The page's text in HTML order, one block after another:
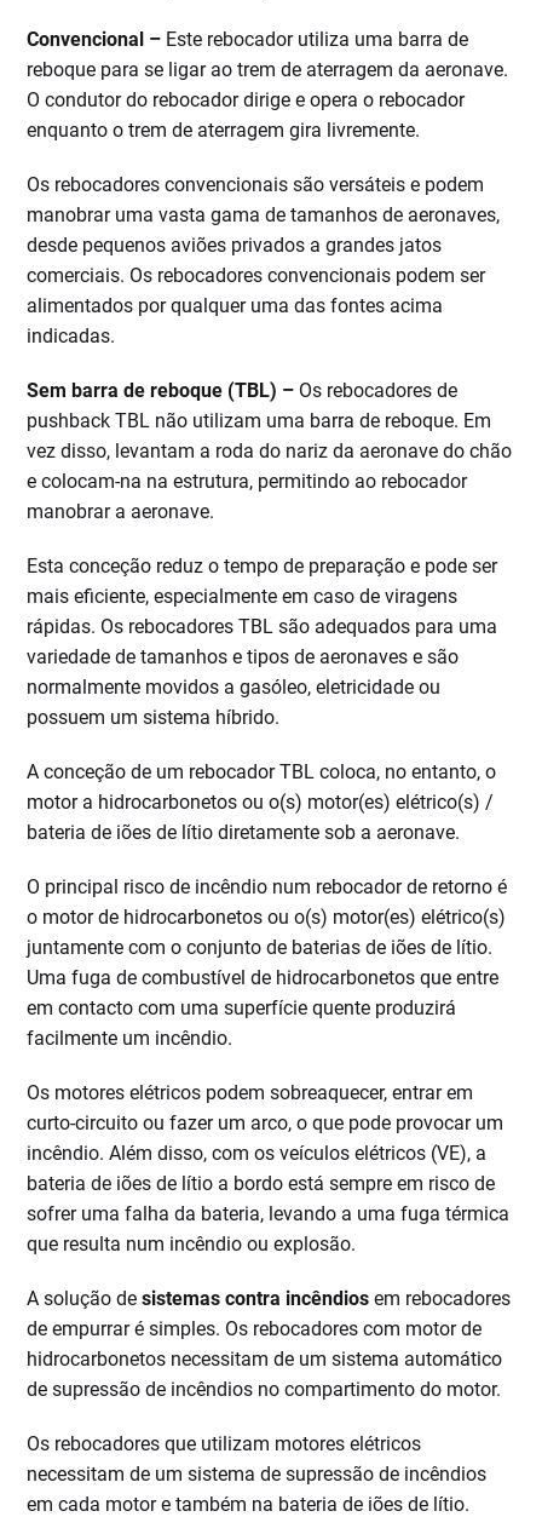
Convencional – Este rebocador utiliza uma barra de
reboque para se ligar ao trem de aterragem da aeronave.
O condutor do rebocador dirige e opera o rebocador
enquanto o trem de aterragem gira livremente.
Os rebocadores convencionais são versáteis e podem
manobrar uma vasta gama de tamanhos de aeronaves,
desde pequenos aviões privados a grandes jatos
comerciais. Os rebocadores convencionais podem ser
alimentados por qualquer uma das fontes acima
indicadas.
Sem barra de reboque (TBL) – Os rebocadores de
pushback TBL não utilizam uma barra de reboque. Em
vez disso, levantam a roda do nariz da aeronave do chão
e colocam-na na estrutura, permitindo ao rebocador
manobrar a aeronave.
Esta conceção reduz o tempo de preparação e pode ser
mais eficiente, especialmente em caso de viragens
rápidas. Os rebocadores TBL são adequados para uma
variedade de tamanhos e tipos de aeronaves e são
normalmente movidos a gasóleo, eletricidade ou
possuem um sistema híbrido.
A conceção de um rebocador TBL coloca, no entanto, o
motor a hidrocarbonetos ou o(s) motor(es) elétrico(s) /
bateria de iões de lítio diretamente sob a aeronave.
O principal risco de incêndio num rebocador de retorno é
o motor de hidrocarbonetos ou o(s) motor(es) elétrico(s)
juntamente com o conjunto de baterias de iões de lítio.
Uma fuga de combustível de hidrocarbonetos que entre
em contacto com uma superfície quente produzirá
facilmente um incêndio.
Os motores elétricos podem sobreaquecer, entrar em
curto-circuito ou fazer um arco, o que pode provocar um
incêndio. Além disso, com os veículos elétricos (VE), a
bateria de iões de lítio a bordo está sempre em risco de
sofrer uma falha da bateria, levando a uma fuga térmica
que resulta num incêndio ou explosão.
A solução desistemas contra incêndiosem rebocadores
de empurrar é simples. Os rebocadores com motor de
hidrocarbonetos necessitam de um sistema automático
de supressão de incêndios no compartimento do motor.
Os rebocadores que utilizam motores elétricos
necessitam de um sistema de supressão de incêndios
em cada motor e também na bateria de iões de lítio.